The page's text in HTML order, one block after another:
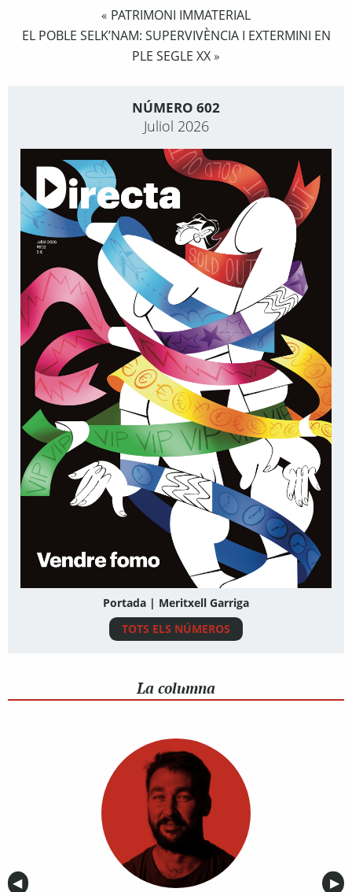
« PATRIMONI IMMATERIAL
EL POBLE SELK’NAM: SUPERVIVÈNCIA I EXTERMINI EN
PLE SEGLE XX »
NÚMERO 602
Juliol 2026
Portada | Meritxell Garriga
TOTS ELS NÚMEROS
La columna
Anterior
◀︎ ▶︎